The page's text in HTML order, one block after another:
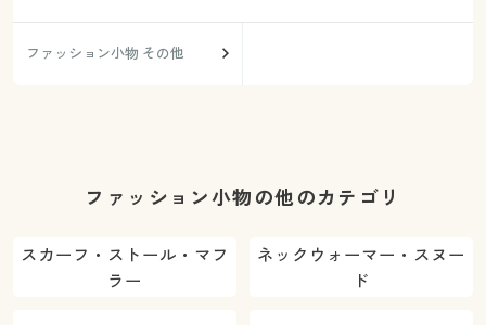
ファッション小物 その他
ファッション小物の他のカテゴリ
スカーフ・ストール・マフ
ラー
ネックウォーマー・スヌー
ド